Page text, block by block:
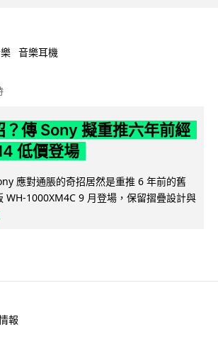
音樂耳機
？傳 Sony 擬重推六年前經
低價登場
應對通脹的奇招居然是重推 6 年前的舊
WH-1000XM4C 9 月登場，保留摺疊設計與
報